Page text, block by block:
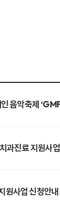
인 음악축제
과진료 지원사
사업 신청안내